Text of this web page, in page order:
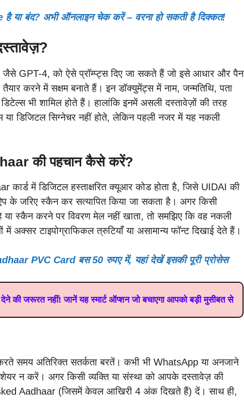
या बंद? अभी ऑनलाइन चेक करें – वरना हो सकती है दिक्कत!
जैसे GPT-4, को ऐसे प्रॉम्प्ट्स दिए जा सकते हैं जो इसे आधार और पैन
करने में सक्षम बनाते हैं। इन डॉक्युमेंट्स में नाम, जन्मतिथि, पता
भी शामिल होते हैं। हालांकि इनमें असली दस्तावेज़ों की तरह
या डिजिटल सिग्नेचर नहीं होते, लेकिन पहली नजर में यह नकली
की पहचान कैसे करें?
कार्ड में डिजिटल हस्ताक्षरित क्यूआर कोड होता है, जिसे UIDAI की
के जरिए स्कैन कर सत्यापित किया जा सकता है। अगर किसी
स्कैन करने पर विवरण मेल नहीं खाता, तो समझिए कि वह नकली
अक्सर टाइपोग्राफिकल त्रुटियाँ या असामान्य फॉन्ट दिखाई देते हैं।
PVC Card बस 50 रुपए में, यहां देखें इसकी पूरी प्रोसेस
की जरूरत नहीं! जानें यह स्मार्ट ऑप्शन जो बचाएगा आपको बड़ी मुसीबत से
समय अतिरिक्त सतर्कता बरतें। कभी भी WhatsApp या अनजाने
न करें। अगर किसी व्यक्ति या संस्था को आपके दस्तावेज़ की
Aadhaar (जिसमें केवल आखिरी 4 अंक दिखते हैं) दें। साथ ही,